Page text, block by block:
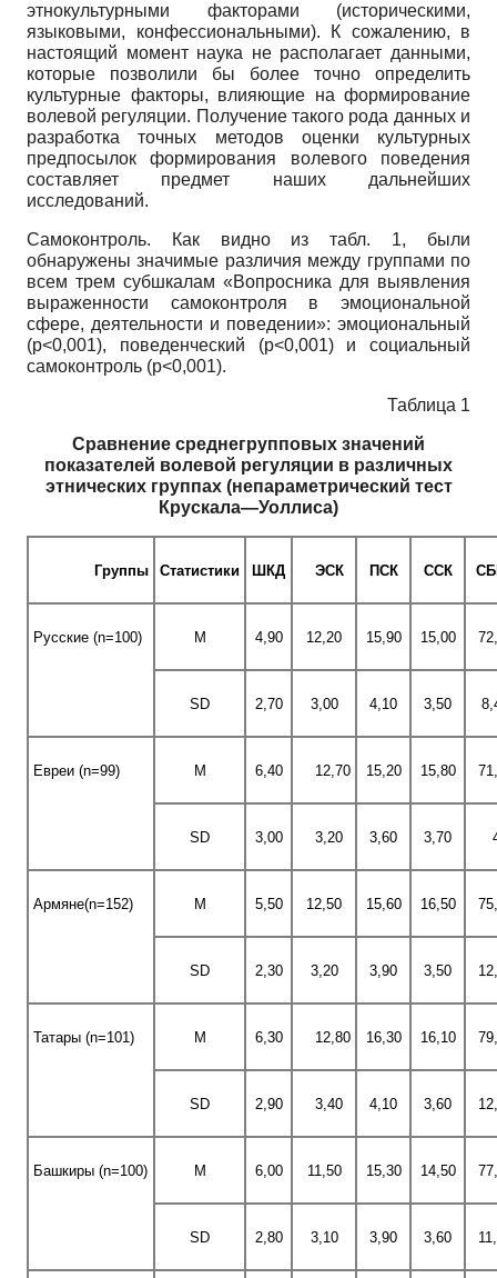
этнокультурными факторами (историческими,
языковыми, конфессиональными). К сожалению, в
настоящий момент наука не располагает данными,
которые позволили бы более точно определить
культурные факторы, влияющие на формирование
волевой регуляции. Получение такого рода данных и
разработка точных методов оценки культурных
предпосылок формирования волевого поведения
составляет предмет наших дальнейших
исследований.
Самоконтроль. Как видно из табл. 1, были
обнаружены значимые различия между группами по
всем трем субшкалам «Вопросника для выявления
выраженности самоконтроля в эмоциональной
сфере, деятельности и поведении»: эмоциональный
(p<0,001), поведенческий (p<0,001) и социальный
самоконтроль (p<0,001).
Таблица 1
Сравнение среднегрупповых значений
показателей волевой регуляции в различных
этнических группах (непараметрический тест
Крускала—Уоллиса)
Группы Статистики ШКД ЭСК ПСК ССК
Русские (n=100) M 4,90 12,20 15,90 15,00
SD 2,70 3,00 4,10 3,50
Евреи (n=99) M 6,40 12,70 15,20 15,80
SD 3,00 3,20 3,60 3,70
Армяне(n=152) M 5,50 12,50 15,60 16,50
SD 2,30 3,20 3,90 3,50
Татары (n=101) M 6,30 12,80 16,30 16,10
SD 2,90 3,40 4,10 3,60
Башкиры (n=100) M 6,00 11,50 15,30 14,50
SD 2,80 3,10 3,90 3,60